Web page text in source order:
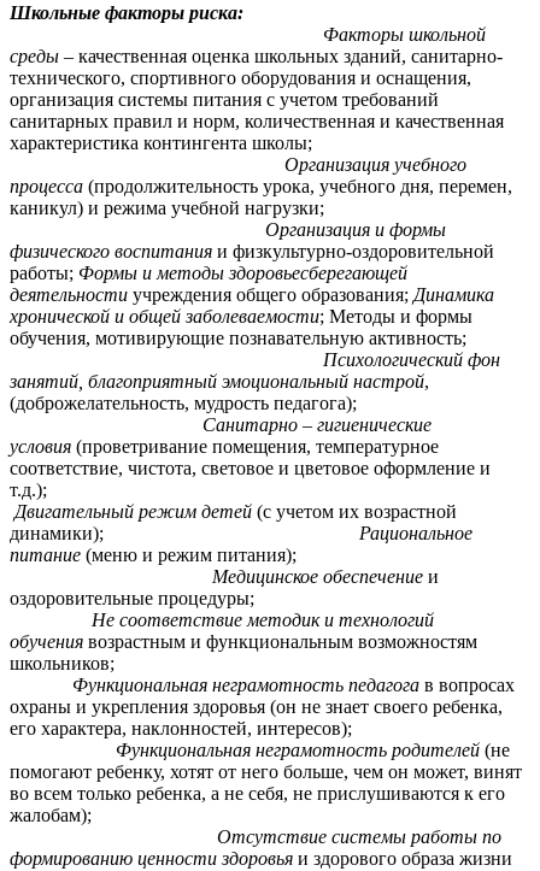
Школьные факторы риска:
Факторы школьной
среды – качественная оценка школьных зданий, санитарно-
технического, спортивного оборудования и оснащения,
организация системы питания с учетом требований
санитарных правил и норм, количественная и качественная
характеристика контингента школы;
Организация учебного
процесса (продолжительность урока, учебного дня, перемен,
каникул) и режима учебной нагрузки;
Организация и формы
физического воспитания и физкультурно-оздоровительной
работы; Формы и методы здоровьесберегающей
деятельности учреждения общего образования; Динамика
хронической и общей заболеваемости; Методы и формы
обучения, мотивирующие познавательную активность;
Психологический фон
занятий, благоприятный эмоциональный настрой,
(доброжелательность, мудрость педагога);
Санитарно – гигиенические
условия (проветривание помещения, температурное
соответствие, чистота, световое и цветовое оформление и
т.д.);
Двигательный режим детей (с учетом их возрастной
динамики);
Рациональное
питание (меню и режим питания);
Медицинское обеспечение и
оздоровительные процедуры;
Не соответствие методик и технологий
обучения возрастным и функциональным возможностям
школьников;
Функциональная неграмотность педагога в вопросах
охраны и укрепления здоровья (он не знает своего ребенка,
его характера, наклонностей, интересов);
Функциональная неграмотность родителей (не
помогают ребенку, хотят от него больше, чем он может, винят
во всем только ребенка, а не себя, не прислушиваются к его
жалобам);
Отсутствие системы работы по
формированию ценности здоровья и здорового образа жизни